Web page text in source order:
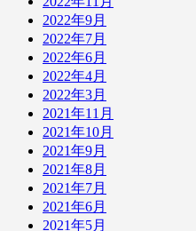
2022年9月
2022年7月
2022年6月
2022年4月
2022年3月
2021年11月
2021年10月
2021年9月
2021年8月
2021年7月
2021年6月
2021年5月